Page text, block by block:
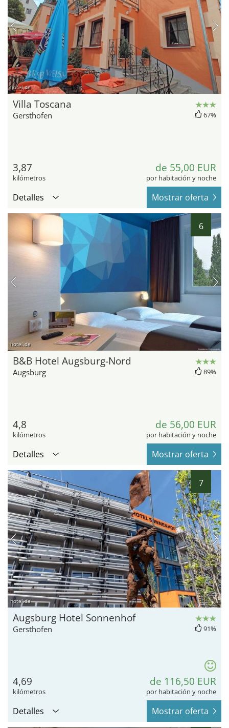
hotel.de
Villa Toscana
Gersthofen 67%
3,87
kilómetros
de 55,00 EUR
por habitación y noche
Detalles Mostrar oferta
6
hotel.de
B&B Hotel Augsburg-Nord
Augsburg 89%
4,8
kilómetros
de 56,00 EUR
por habitación y noche
Detalles Mostrar oferta
7
hotel.de
Augsburg Hotel Sonnenhof
Gersthofen 91%
4,69
kilómetros
de 116,50 EUR
por habitación y noche
Detalles Mostrar oferta